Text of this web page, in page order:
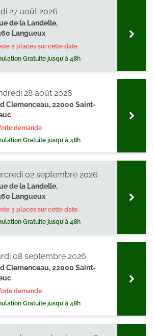
de la Landelle,
Langueux
2 places sur cette date.
Gratuite jusqu'à 48h
27 août 2026
Clemenceau, 22000 Saint-
demande
Gratuite jusqu'à 48h
28 août 2026
de la Landelle,
Langueux
3 places sur cette date.
Gratuite jusqu'à 48h
02 septembre 2026
Clemenceau, 22000 Saint-
demande
Gratuite jusqu'à 48h
08 septembre 2026